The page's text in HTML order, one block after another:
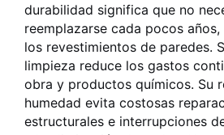
durabilidad significa que no
reemplazarse cada pocos
los revestimientos de paredes.
limpieza reduce los gastos
obra y productos químicos. Su
humedad evita costosas
estructurales e interrupciones